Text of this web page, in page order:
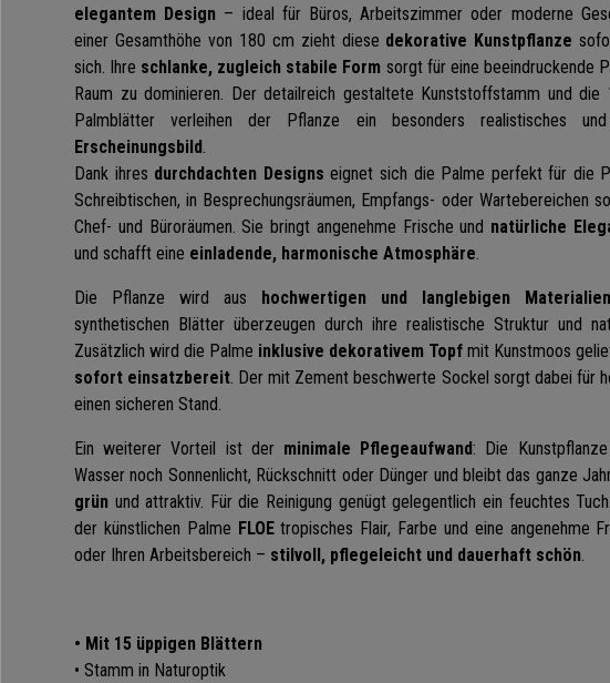
elegantem Design – ideal für Büros, Arbeitszimmer oder moderne
einer Gesamthöhe von 180 cm zieht diese dekorative Kunstpflanze
sich. Ihre schlanke, zugleich stabile Form sorgt für eine beeindruckende
Raum zu dominieren. Der detailreich gestaltete Kunststoffstamm und die
Palmblätter verleihen der Pflanze ein besonders realistisches
Erscheinungsbild.
Dank ihres durchdachten Designs eignet sich die Palme perfekt für die
Schreibtischen, in Besprechungsräumen, Empfangs- oder Wartebereichen
Chef- und Büroräumen. Sie bringt angenehme Frische und natürliche
und schafft eine einladende, harmonische Atmosphäre.
Die Pflanze wird aus hochwertigen und langlebigen Materialien
synthetischen Blätter überzeugen durch ihre realistische Struktur und
Zusätzlich wird die Palme inklusive dekorativem Topf mit Kunstmoos
sofort einsatzbereit. Der mit Zement beschwerte Sockel sorgt dabei für
einen sicheren Stand.
Ein weiterer Vorteil ist der minimale Pflegeaufwand: Die
Wasser noch Sonnenlicht, Rückschnitt oder Dünger und bleibt das ganze
grün und attraktiv. Für die Reinigung genügt gelegentlich ein feuchtes
der künstlichen Palme FLOEtropisches Flair, Farbe und eine angenehme
oder Ihren Arbeitsbereich – stilvoll, pflegeleicht und dauerhaft schön.
• Mit 15 üppigen Blättern
• Stamm in Naturoptik